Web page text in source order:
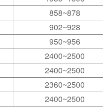
858~878
902~928
950~956
2400~2500
2400~2500
2360~2500
2400~2500